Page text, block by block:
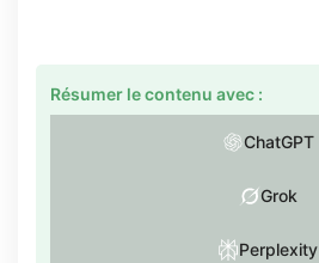
Résumer le contenu avec :
ChatGPT
Grok
Perplexity